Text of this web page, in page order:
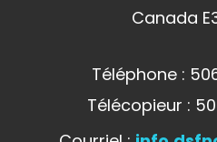
Canada
Téléphone :
Télécopieur :